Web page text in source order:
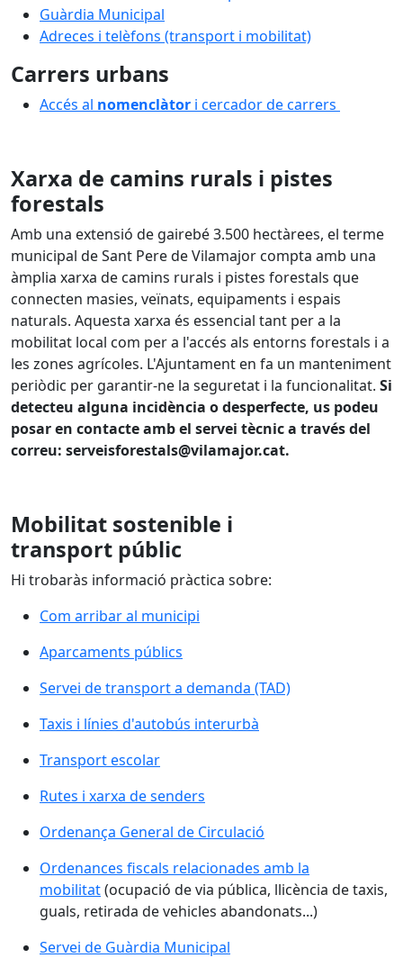
Guàrdia Municipal
Adreces i telèfons (transport i mobilitat)
Carrers urbans
Accés al nomenclàtor i cercador de carrers
Xarxa de camins rurals i pistes
forestals
Amb una extensió de gairebé 3.500 hectàrees, el terme
municipal de Sant Pere de Vilamajor compta amb una
àmplia xarxa de camins rurals i pistes forestals que
connecten masies, veïnats, equipaments i espais
naturals. Aquesta xarxa és essencial tant per a la
mobilitat local com per a l'accés als entorns forestals i a
les zones agrícoles. L'Ajuntament en fa un manteniment
periòdic per garantir-ne la seguretat i la funcionalitat. Si
detecteu alguna incidència o desperfecte, us podeu
posar en contacte amb el servei tècnic a través del
correu: serveisforestals@vilamajor.cat.
Mobilitat sostenible i
transport públic
Hi trobaràs informació pràctica sobre:
Com arribar al municipi
Aparcaments públics
Servei de transport a demanda (TAD)
Taxis i línies d'autobús interurbà
Transport escolar
Rutes i xarxa de senders
Ordenança General de Circulació
Ordenances fiscals relacionades amb la
mobilitat(ocupació de via pública, llicència de taxis,
guals, retirada de vehicles abandonats...)
Servei de Guàrdia Municipal